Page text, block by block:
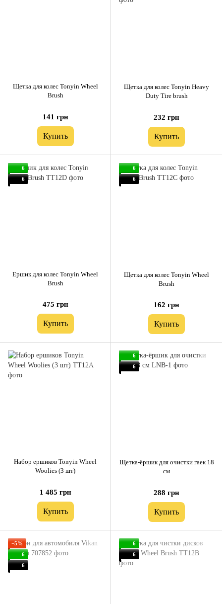
Щетка для колес Tonyin Wheel
Brush
141 грн
Купить
Щетка для колес Tonyin Heavy
Duty Tire brush
232 грн
Купить
6
6
Ершик для колес Tonyin Wheel
Brush
475 грн
Купить
6
6
Щетка для колес Tonyin Wheel
Brush
162 грн
Купить
Набор ершиков Tonyin Wheel
Woolies (3 шт)
1 485 грн
Купить
6
6
Щетка-ёршик для очистки гаек 18
см
288 грн
Купить
−5%
6
6
6
6